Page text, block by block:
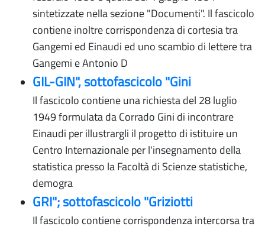
sintetizzate nella sezione "Documenti". Il fascicolo
contiene inoltre corrispondenza di cortesia tra
Gangemi ed Einaudi ed uno scambio di lettere tra
Gangemi e Antonio D
GIL-GIN", sottofascicolo "Gini
Il fascicolo contiene una richiesta del 28 luglio
1949 formulata da Corrado Gini di incontrare
Einaudi per illustrargli il progetto di istituire un
Centro Internazionale per l'insegnamento della
statistica presso la Facoltà di Scienze statistiche,
demogra
GRI"; sottofascicolo "Griziotti
Il fascicolo contiene corrispondenza intercorsa tra